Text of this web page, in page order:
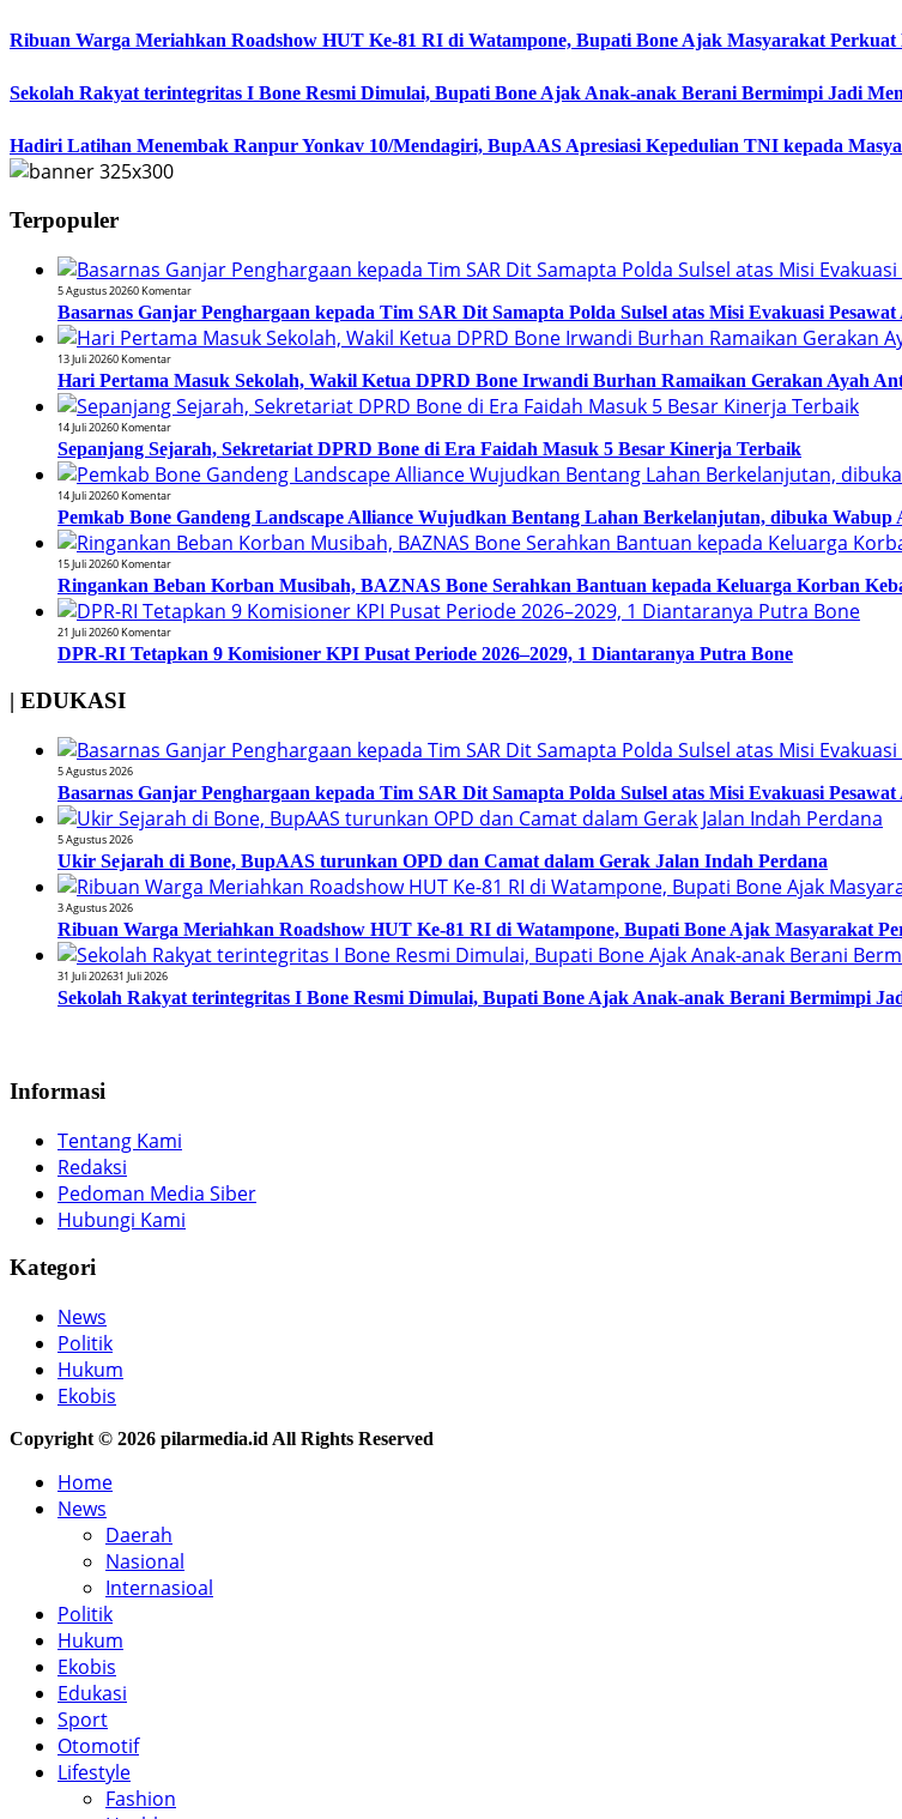
Ribuan Warga Meriahkan Roadshow HUT Ke-81 RI di Watampone, Bupati Bone Ajak Masyarakat Perkuat
Sekolah Rakyat terintegritas I Bone Resmi Dimulai, Bupati Bone Ajak Anak-anak Berani Bermimpi Jadi
Hadiri Latihan Menembak Ranpur Yonkav 10/Mendagiri, BupAAS Apresiasi Kepedulian TNI kepada
Terpopuler
5 Agustus 20260 Komentar
Basarnas Ganjar Penghargaan kepada Tim SAR Dit Samapta Polda Sulsel atas Misi Evakuasi Pesawat
13 Juli 20260 Komentar
Hari Pertama Masuk Sekolah, Wakil Ketua DPRD Bone Irwandi Burhan Ramaikan Gerakan Ayah
14 Juli 20260 Komentar
Sepanjang Sejarah, Sekretariat DPRD Bone di Era Faidah Masuk 5 Besar Kinerja Terbaik
14 Juli 20260 Komentar
Pemkab Bone Gandeng Landscape Alliance Wujudkan Bentang Lahan Berkelanjutan, dibuka Wabup
15 Juli 20260 Komentar
Ringankan Beban Korban Musibah, BAZNAS Bone Serahkan Bantuan kepada Keluarga Korban
21 Juli 20260 Komentar
DPR-RI Tetapkan 9 Komisioner KPI Pusat Periode 2026–2029, 1 Diantaranya Putra Bone
| EDUKASI
5 Agustus 2026
Basarnas Ganjar Penghargaan kepada Tim SAR Dit Samapta Polda Sulsel atas Misi Evakuasi Pesawat
5 Agustus 2026
Ukir Sejarah di Bone, BupAAS turunkan OPD dan Camat dalam Gerak Jalan Indah Perdana
3 Agustus 2026
Ribuan Warga Meriahkan Roadshow HUT Ke-81 RI di Watampone, Bupati Bone Ajak Masyarakat
31 Juli 202631 Juli 2026
Sekolah Rakyat terintegritas I Bone Resmi Dimulai, Bupati Bone Ajak Anak-anak Berani Bermimpi
Informasi
Tentang Kami
Redaksi
Pedoman Media Siber
Hubungi Kami
Kategori
News
Politik
Hukum
Ekobis
Copyright © 2026 pilarmedia.id All Rights Reserved
Home
News
Daerah
Nasional
Internasioal
Politik
Hukum
Ekobis
Edukasi
Sport
Otomotif
Lifestyle
Fashion